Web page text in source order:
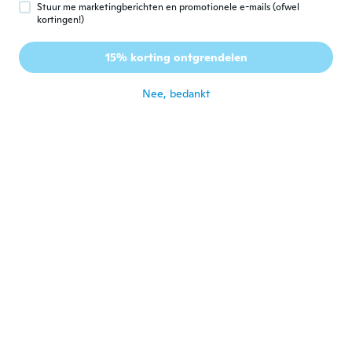
P Philip
The fits a little weird. - the design is cute
though
Stuur me marketingberichten en promotionele e-mails (ofwel
kortingen!)
15% korting ontgrendelen
Nee, bedankt